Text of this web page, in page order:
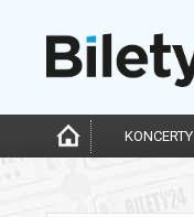
KONCERTY